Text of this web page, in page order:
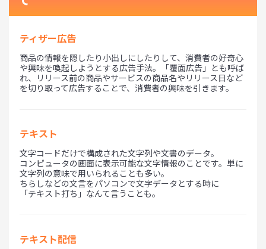
ティザー広告
商品の情報を隠したり小出しにしたりして、消費者の好奇心
や興味を喚起しようとする広告手法。「覆面広告」とも呼ば
れ、リリース前の商品やサービスの商品名やリリース日など
を切り取って広告することで、消費者の興味を引きます。
テキスト
文字コードだけで構成された文字列や文書のデータ。
コンピュータの画面に表示可能な文字情報のことです。単に
文字列の意味で用いられることも多い。
ちらしなどの文言をパソコンで文字データとする時に
「テキスト打ち」なんて言うことも。
テキスト配信